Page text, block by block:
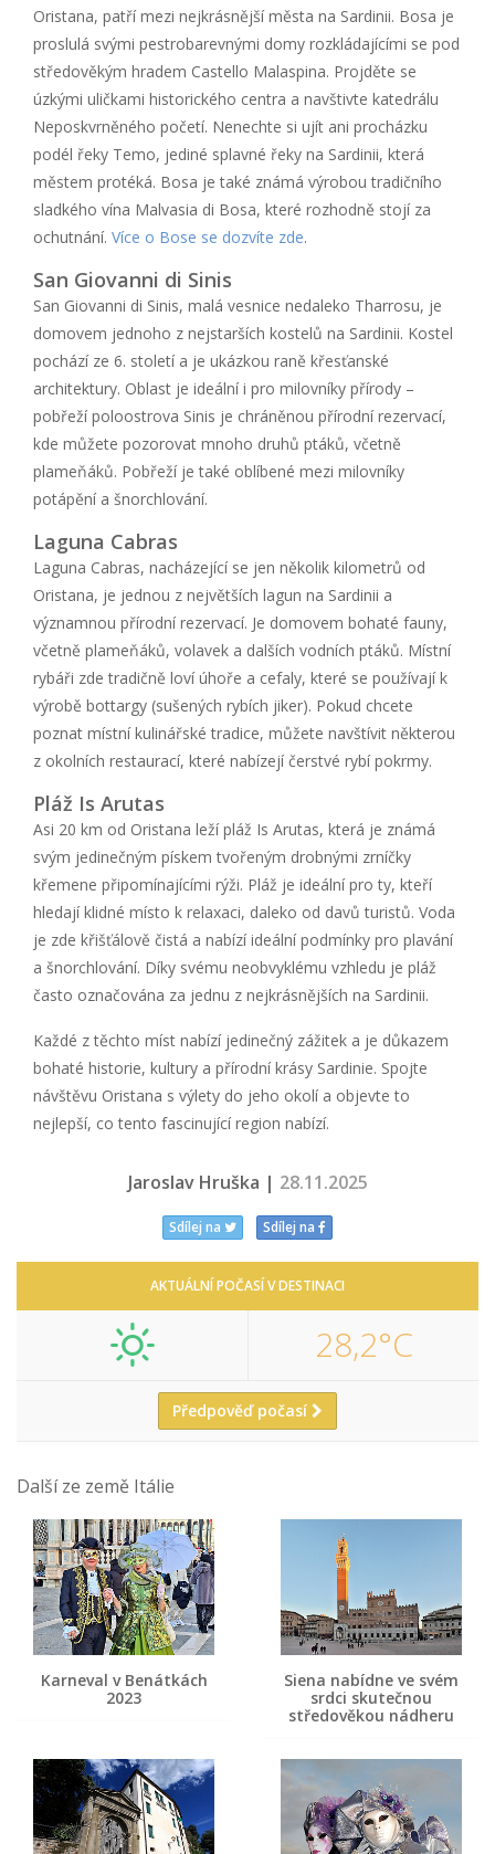
Oristana, patří mezi nejkrásnější města na Sardinii. Bosa je
proslulá svými pestrobarevnými domy rozkládajícími se pod
středověkým hradem Castello Malaspina. Projděte se
úzkými uličkami historického centra a navštivte katedrálu
Neposkvrněného početí. Nenechte si ujít ani procházku
podél řeky Temo, jediné splavné řeky na Sardinii, která
městem protéká. Bosa je také známá výrobou tradičního
sladkého vína Malvasia di Bosa, které rozhodně stojí za
ochutnání. Více o Bose se dozvíte zde.
San Giovanni di Sinis
San Giovanni di Sinis, malá vesnice nedaleko Tharrosu, je
domovem jednoho z nejstarších kostelů na Sardinii. Kostel
pochází ze 6. století a je ukázkou raně křesťanské
architektury. Oblast je ideální i pro milovníky přírody –
pobřeží poloostrova Sinis je chráněnou přírodní rezervací,
kde můžete pozorovat mnoho druhů ptáků, včetně
plameňáků. Pobřeží je také oblíbené mezi milovníky
potápění a šnorchlování.
Laguna Cabras
Laguna Cabras, nacházející se jen několik kilometrů od
Oristana, je jednou z největších lagun na Sardinii a
významnou přírodní rezervací. Je domovem bohaté fauny,
včetně plameňáků, volavek a dalších vodních ptáků. Místní
rybáři zde tradičně loví úhoře a cefaly, které se používají k
výrobě bottargy (sušených rybích jiker). Pokud chcete
poznat místní kulinářské tradice, můžete navštívit některou
z okolních restaurací, které nabízejí čerstvé rybí pokrmy.
Pláž Is Arutas
Asi 20 km od Oristana leží pláž Is Arutas, která je známá
svým jedinečným pískem tvořeným drobnými zrníčky
křemene připomínajícími rýži. Pláž je ideální pro ty, kteří
hledají klidné místo k relaxaci, daleko od davů turistů. Voda
je zde křišťálově čistá a nabízí ideální podmínky pro plavání
a šnorchlování. Díky svému neobvyklému vzhledu je pláž
často označována za jednu z nejkrásnějších na Sardinii.
Každé z těchto míst nabízí jedinečný zážitek a je důkazem
bohaté historie, kultury a přírodní krásy Sardinie. Spojte
návštěvu Oristana s výlety do jeho okolí a objevte to
nejlepší, co tento fascinující region nabízí.
Jaroslav Hruška | 28.11.2025
Sdílej na Sdílej na
AKTUÁLNÍ POČASÍ V DESTINACI
28,2°C
Předpověď počasí
Další ze země Itálie
Karneval v Benátkách
2023
Siena nabídne ve svém
srdci skutečnou
středověkou nádheru